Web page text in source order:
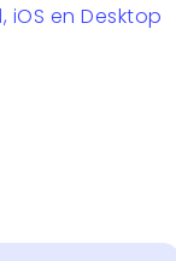
en Desktop